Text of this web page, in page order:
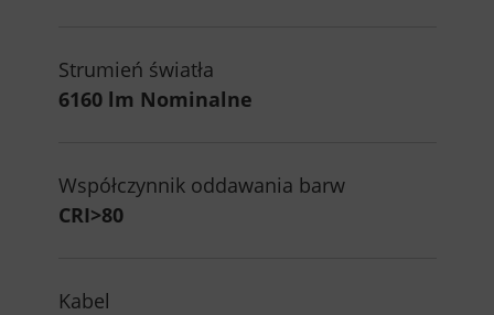
Strumień światła
6160 lm Nominalne
Współczynnik oddawania barw
CRI>80
Kabel